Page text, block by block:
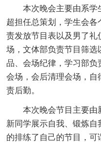
本次晚会主要由系学
超担任总策划，学生会
责发放节目表以及男了
场，文体部负责节目筛
品、会场纪律，学习部
会场，会后清理会场，自
责后勤。
本次晚会节目主要由
新同学展示自我、锻炼
的排练了自己的节目，